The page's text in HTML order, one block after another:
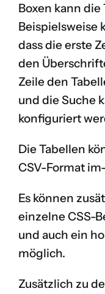
Boxen kann
Beispielsweise
dass die erste
den
Zeile den
und die Suche
konfiguriert
Die Tabellen
CSV-Format
Es können
einzelne CSS-
und auch ein
möglich.
Zusätzlich zu